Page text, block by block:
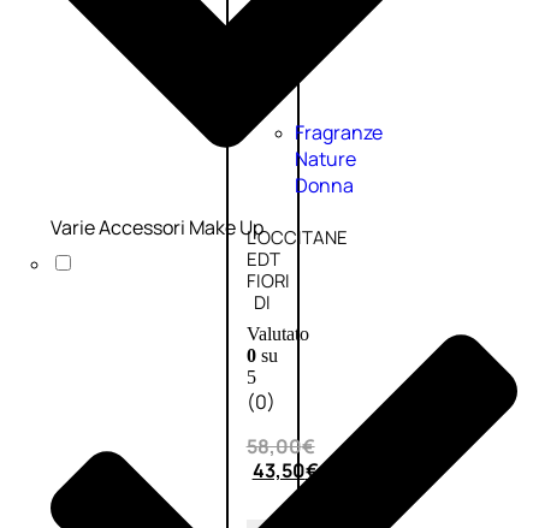
Fragranze
Nature
Donna
L’OCCITANE
EDT
FIORI
DI
Valutato
0su
5
(0)
58,00€
43,50€
Varie Accessori Make Up